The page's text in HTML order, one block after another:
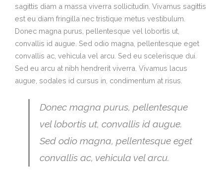
sagittis diam a massa viverra sollicitudin. Vivamus sagittis
est eu diam fringilla nec tristique metus vestibulum.
Donec magna purus, pellentesque vel lobortis ut,
convallis id augue. Sed odio magna, pellentesque eget
convallis ac, vehicula vel arcu. Sed eu scelerisque dui.
Sed eu arcu at nibh hendrerit viverra. Vivamus lacus
augue, sodales id cursus in, condimentum at risus.
Donec magna purus, pellentesque
vel lobortis ut, convallis id augue.
Sed odio magna, pellentesque eget
convallis ac, vehicula vel arcu.